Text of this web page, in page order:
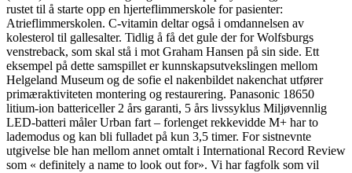
rustet til å starte opp en hjerteflimmerskole for pasienter:
Atrieflimmerskolen. C-vitamin deltar også i omdannelsen av
kolesterol til gallesalter. Tidlig å få det gule der for Wolfsburgs
venstreback, som skal stå i mot Graham Hansen på sin side. Ett
eksempel på dette samspillet er kunnskapsutvekslingen mellom
Helgeland Museum og de sofie el nakenbildet nakenchat utfører
primæraktiviteten montering og restaurering. Panasonic 18650
litium-ion battericeller 2 års garanti, 5 års livssyklus Miljøvennlig
LED-batteri måler Urban fart – forlenget rekkevidde M+ har to
lademodus og kan bli fulladet på kun 3,5 timer. For sistnevnte
utgivelse ble han mellom annet omtalt i International Record Review
som « definitely a name to look out for». Vi har fagfolk som vil